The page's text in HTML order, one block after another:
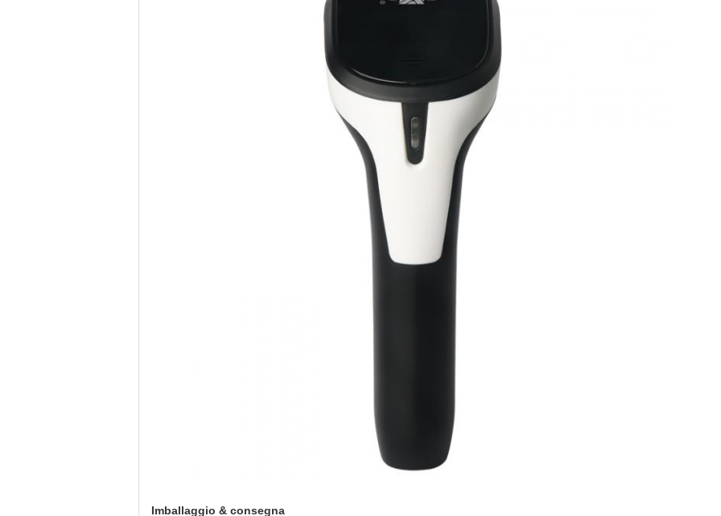
Imballaggio & consegna